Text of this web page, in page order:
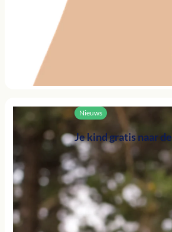
Nieuws
Je kind gratis naar